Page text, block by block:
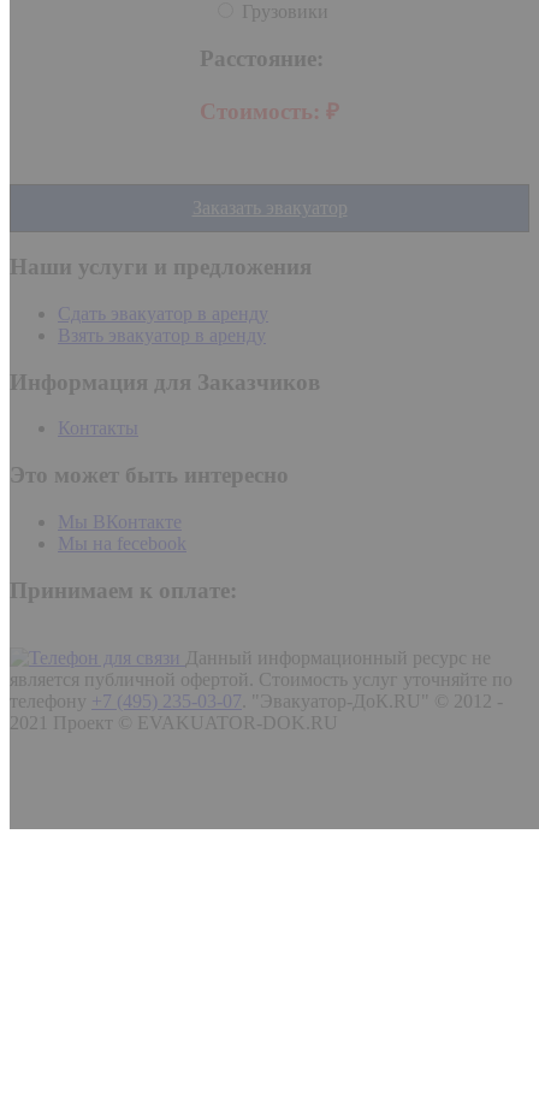
Грузовики
Расстояние:
Стоимость: ₽
Заказать эвакуатор
Наши услуги и предложения
Сдать эвакуатор в аренду
Взять эвакуатор в аренду
Информация для Заказчиков
Контакты
Это может быть интересно
Мы ВКонтакте
Мы на fecebook
Принимаем к оплате:
Данный информационный ресурс не
является публичной офертой. Стоимость услуг уточняйте по
телефону
+7 (495) 235-03-07 "Эвакуатор-ДоК.RU" © 2012 -
2021 Проект © EVAKUATOR-DOK.RU